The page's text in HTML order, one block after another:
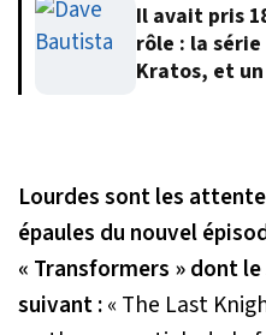
Il avait pris
rôle : la
Kratos, et
Lourdes sont les
épaules du nouvel
« Transformers » dont
suivant :« The Last